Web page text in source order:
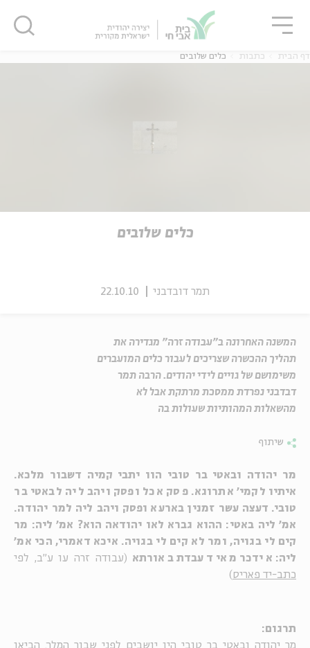
דף הבית כתבות כלים שלובים
כלים שלובים
תמר דובדבני 22.10.10
המשנה האחרונה ב"עבודה זרה" מגדירה את
תהליך ההכשרה שצריכים לעבור כלים המועברים
משימושם של גויים לידי יהודים. הרבה תמר
דבדבני נפרדת ממסכת מרתקת אבל לא
מהשאלות המהותיות שעולות בה
שיתוף
מר יהודה ובאטי בר טובי הוו יתבי קמיה דשבור מלכא.
איתיו לקמי' אתרוגא. פסק אכל ופסק ויהב ליה לבאטי בר
טובי. דעצה עשר זמנין בארעא ופסק ויהב ליה למר יהודה.
אמ' ליה באטי: ההוא גברא לאו יהודאה הוא? אמ' ליה: מר
קים לי בגויה, ומר לא קים לי בגויה. איכא דאמרי, הכי אמ'
ליה: אידכר מאי דעבדת באורתא (עבודה זרה עו ע"ב, לפי
כתב-יד פאריס )
תרגום:
מר יהודה ובאטי בר טובי היו יושבים לפני שבור המלך. הביאו
סגור